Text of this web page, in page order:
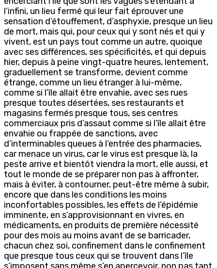
l’infini, un lieu fermé qui leur fait éprouver une
sensation d’étouffement, d’asphyxie, presque un lieu
de mort, mais qui, pour ceux qui y sont nés et qui y
vivent, est un pays tout comme un autre, quoique
avec ses différences, ses spécificités, et qui depuis
hier, depuis à peine vingt-quatre heures, lentement,
graduellement se transforme, devient comme
étrange, comme un lieu étranger à lui-même,
comme si l’île allait être envahie, avec ses rues
presque toutes désertées, ses restaurants et
magasins fermés presque tous, ses centres
commerciaux pris d’assaut comme si l’île allait être
envahie ou frappée de sanctions, avec
d’interminables queues à l’entrée des pharmacies,
car menace un virus, car le virus est presque là, la
peste arrive et bientôt viendra la mort, elle aussi, et
tout le monde de se préparer non pas à affronter,
mais à éviter, à contourner, peut-être même à subir,
encore que dans les conditions les moins
inconfortables possibles, les effets de l’épidémie
imminente, en s’approvisionnant en vivres, en
médicaments, en produits de première nécessité
pour des mois au moins avant de se barricader,
chacun chez soi, confinement dans le confinement
que presque tous ceux qui se trouvent dans l’île